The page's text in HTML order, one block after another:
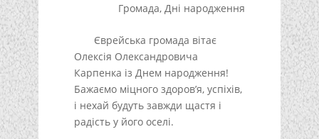
Громада,Дні народження
Єврейська громада вітає
Олексія Олександровича
Карпенка із Днем народження!
Бажаємо міцного здоров’я, успіхів,
і нехай будуть завжди щастя і
радість у його оселі.